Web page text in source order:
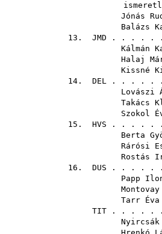
Jónás
Balázs
13. JMD . . . . . .
Kálmán
Halaj
Kissné
14. DEL . . . . . .
Lovászi
Takács
Szokol
15. HVS . . . . . .
Berta
Rárósi
Rostás
16. DUS . . . . . .
Papp
Tarr Éva
TIT . . . . .